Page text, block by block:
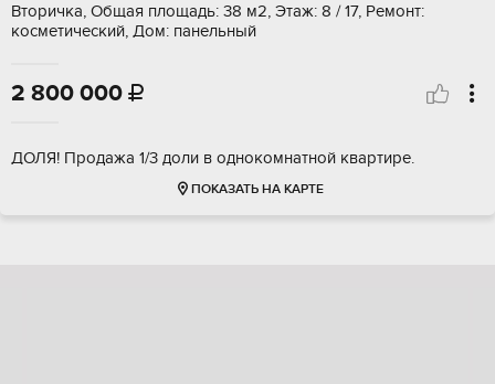
Вторичка, Общая площадь: 38 м2, Этаж: 8 / 17, Ремонт:
косметический, Дом: панельный
2 800 000 
ДОЛЯ! Продажа 1/3 доли в однокомнатной квартире.
ПОКАЗАТЬ НА КАРТЕ